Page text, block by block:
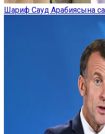
Шариф Сауд Арабиясына